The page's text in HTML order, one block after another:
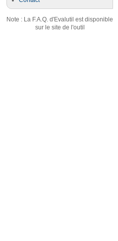
Note : La F.A.Q. d'Evalutil est disponible
sur le site de l'outil